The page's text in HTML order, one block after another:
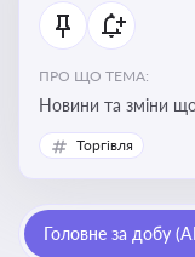
ПРО ЩО ТЕМА:
Новини та зміни
розрахункових операцій, аналіз
РРО, позиції
Торгівля
Головне за добу